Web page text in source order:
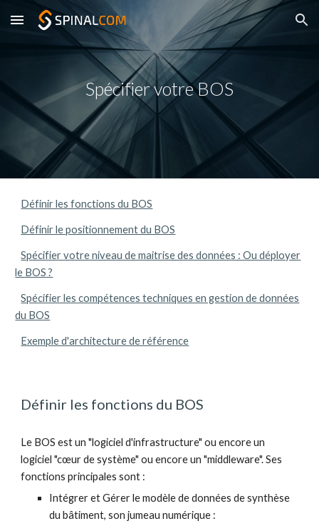
Skip to main content Skip to navigation
Spécifier votre BOS
Définir les fonctions du BOS
Définir le positionnement du BOS
Spécifier votre niveau de maitrise des données : Ou déployer
le BOS ?
Spécifier les compétences techniques en gestion de données
du BOS
Exemple d'architecture de référence
Définir les fonctions du BOS
Le BOS est un "logiciel d'infrastructure" ou encore un
logiciel "cœur de système" ou encore un "middleware". Ses
fonctions principales sont :
Intégrer et Gérer le modèle de données de synthèse
du bâtiment, son jumeau numérique :